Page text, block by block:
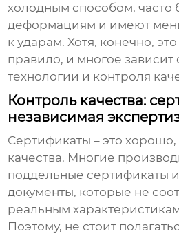
холодным способом,
деформациям и имеют
к ударам. Хотя, конечно,
правило, и многое зависит
технологии и контроля
Контроль качества:
независимая
Сертификаты – это хорошо,
качества. Многие
поддельные сертификаты
документы, которые не
реальным
Поэтому, не стоит